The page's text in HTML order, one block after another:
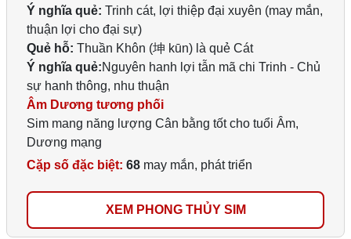
Ý nghĩa quẻ: Trinh cát, lợi thiệp đại xuyên (may mắn,
thuận lợi cho đại sự)
Quẻ hỗ: Thuần Khôn (坤 kūn) là quẻ Cát
Ý nghĩa quẻ:Nguyên hanh lợi tẫn mã chi Trinh - Chủ
sự hanh thông, nhu thuận
Âm Dương tương phối
Sim mang năng lượng Cân bằng tốt cho tuổi Âm,
Dương mạng
Cặp số đặc biệt: 68 may mắn, phát triển
XEM PHONG THỦY SIM